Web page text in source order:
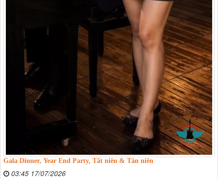
Gala Dinner, Year End Party, Tất niên & Tân niên
03:45 17/07/2026